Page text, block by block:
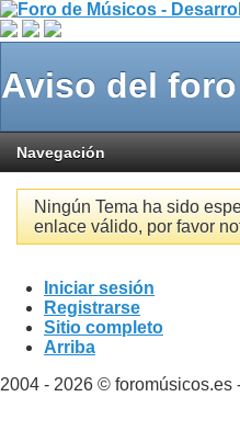
Aviso del foro
Navegación
Ningún Tema ha sido
enlace válido, por favor
Iniciar sesión
Registrarse
Sitio completo
Arriba
2004 - 2026 © foromúsicos.es